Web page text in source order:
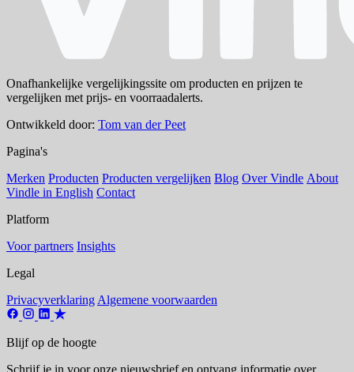
Onafhankelijke vergelijkingssite om producten en prijzen te
vergelijken met prijs- en voorraadalerts.
Ontwikkeld door: Tom van der Peet
Pagina's
Merken Producten Producten vergelijken Blog Over Vindle About
Vindle in English Contact
Platform
Voor partners Insights
Legal
Privacyverklaring Algemene voorwaarden
Blijf op de hoogte
Schrijf je in voor onze nieuwsbrief en ontvang informatie over